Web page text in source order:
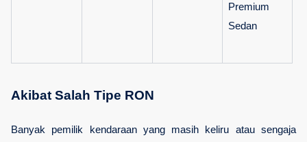
Premium
Sedan
Akibat Salah Tipe RON
Banyak pemilik kendaraan yang masih keliru atau sengaja